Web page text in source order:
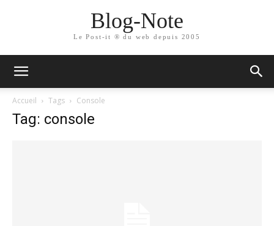
Blog-Note
Le Post-it ® du web depuis 2005
Accueil Tags Console
Tag: console